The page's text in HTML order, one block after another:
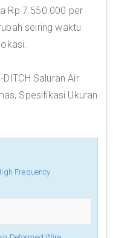
Rp 7.550.000 per
seiring waktu
DITCH Saluran Air
Spesifikasi Ukuran
Frequency